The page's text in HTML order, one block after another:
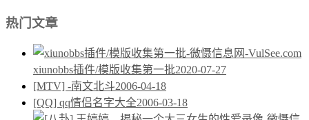
热门文章
xiunobbs插件/模版收集第一批2020-07-27
[MTV] -南文北斗2006-04-18
[QQ] qq情侣名字大全2006-03-18